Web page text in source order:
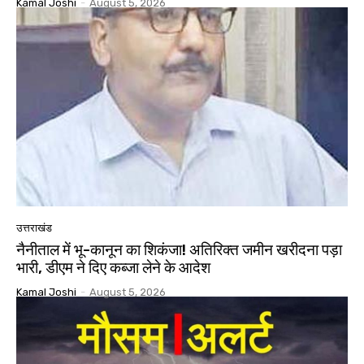
Kamal Joshi - August 5, 2026
उत्तराखंड
नैनीताल में भू-कानून का शिकंजा! अतिरिक्त जमीन खरीदना पड़ा
भारी, डीएम ने दिए कब्जा लेने के आदेश
Kamal Joshi - August 5, 2026